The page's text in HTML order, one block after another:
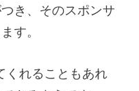
き、そのスポンサ
す。
くれることもあれ